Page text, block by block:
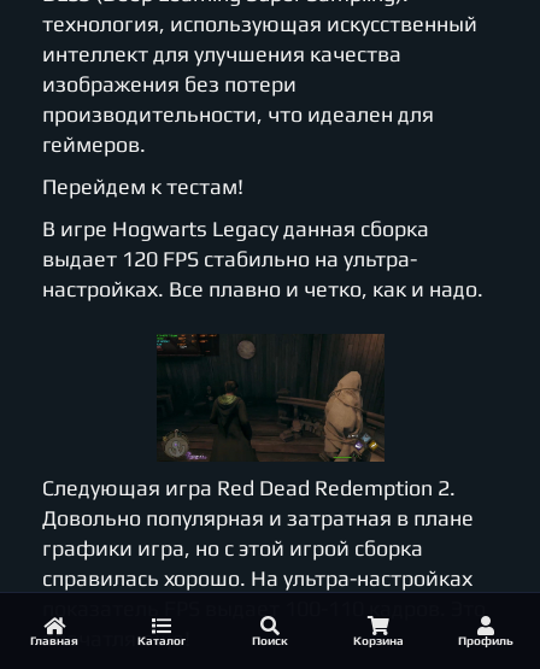
Главная Каталог Поиск Корзина Профиль
технология, использующая искусственный
интеллект для улучшения качества
изображения без потери
производительности, что идеален для
геймеров.
Перейдем к тестам!
В игре Hogwarts Legacy данная сборка
выдает 120 FPS стабильно на ультра-
настройках. Все плавно и четко, как и надо.
Следующая игра Red Dead Redemption 2.
Довольно популярная и затратная в плане
графики игра, но с этой игрой сборка
справилась хорошо. На ультра-настройках
впечатляюще!